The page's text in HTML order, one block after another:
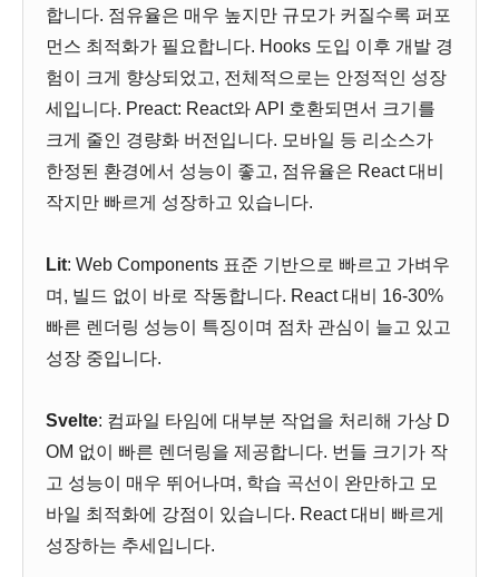
합니다. 점유율은 매우 높지만 규모가 커질수록 퍼포
먼스 최적화가 필요합니다. Hooks 도입 이후 개발 경
험이 크게 향상되었고, 전체적으로는 안정적인 성장
세입니다. Preact: React와 API 호환되면서 크기를
크게 줄인 경량화 버전입니다. 모바일 등 리소스가
한정된 환경에서 성능이 좋고, 점유율은 React 대비
작지만 빠르게 성장하고 있습니다.
Lit: Web Components 표준 기반으로 빠르고 가벼우
며, 빌드 없이 바로 작동합니다. React 대비 16-30%
빠른 렌더링 성능이 특징이며 점차 관심이 늘고 있고
성장 중입니다.
Svelte: 컴파일 타임에 대부분 작업을 처리해 가상 D
OM 없이 빠른 렌더링을 제공합니다. 번들 크기가 작
고 성능이 매우 뛰어나며, 학습 곡선이 완만하고 모
바일 최적화에 강점이 있습니다. React 대비 빠르게
성장하는 추세입니다.